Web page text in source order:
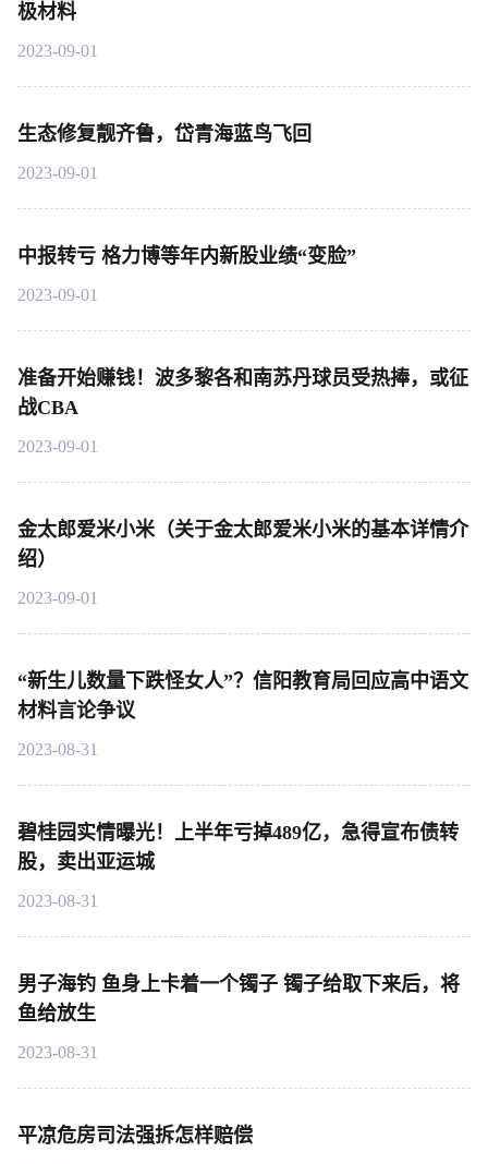
极材料
2023-09-01
生态修复靓齐鲁，岱青海蓝鸟飞回
2023-09-01
中报转亏 格力博等年内新股业绩“变脸”
2023-09-01
准备开始赚钱！波多黎各和南苏丹球员受热捧，或征
战CBA
2023-09-01
金太郎爱米小米（关于金太郎爱米小米的基本详情介
绍）
2023-09-01
“新生儿数量下跌怪女人”？信阳教育局回应高中语文
材料言论争议
2023-08-31
碧桂园实情曝光！上半年亏掉489亿，急得宣布债转
股，卖出亚运城
2023-08-31
男子海钓 鱼身上卡着一个镯子 镯子给取下来后，将
鱼给放生
2023-08-31
平凉危房司法强拆怎样赔偿